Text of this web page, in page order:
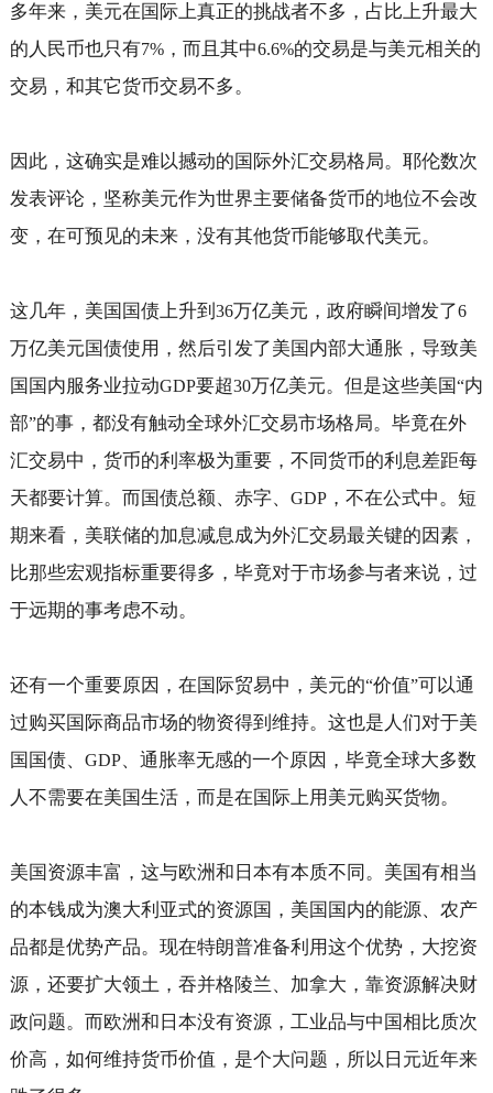
多年来，美元在国际上真正的挑战者不多，占比上升最大
的人民币也只有7%，而且其中6.6%的交易是与美元相关的
交易，和其它货币交易不多。
因此，这确实是难以撼动的国际外汇交易格局。耶伦数次
发表评论，坚称美元作为世界主要储备货币的地位不会改
变，在可预见的未来，没有其他货币能够取代美元。
这几年，美国国债上升到 36万亿美元，政府瞬间增发了6
万亿美元国债使用，然后引发了美国内部大通胀，导致美
国国内服务业拉动GDP要超30万亿美元。但是这些美国“内
部”的事，都没有触动全球外汇交易市场格局。毕竟在外
汇交易中，货币的利率极为重要，不同货币的利息差距每
天都要计算。而国债总额、赤字、 GDP，不在公式中。短
期来看，美联储的加息减息成为外汇交易最关键的因素，
比那些宏观指标重要得多，毕竟对于市场参与者来说，过
于远期的事考虑不动。
还有一个重要原因，在国际贸易中，美元的“价值”可以通
过购买国际商品市场的物资得到维持。这也是人们对于美
国国债、 GDP、通胀率无感的一个原因，毕竟全球大多数
人不需要在美国生活，而是在国际上用美元购买货物。
美国资源丰富，这与欧洲和日本有本质不同。美国有相当
的本钱成为澳大利亚式的资源国，美国国内的能源、农产
品都是优势产品。现在特朗普准备利用这个优势，大挖资
源，还要扩大领土，吞并格陵兰、加拿大，靠资源解决财
政问题。而欧洲和日本没有资源，工业品与中国相比质次
价高，如何维持货币价值，是个大问题，所以日元近年来